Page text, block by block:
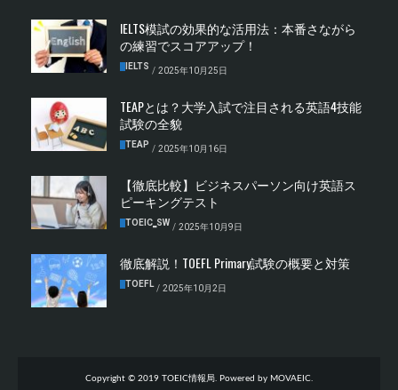
IELTS模試の効果的な活用法：本番さながら
の練習でスコアアップ！
IELTS / 2025年10月25日
TEAPとは？大学入試で注目される英語4技能
試験の全貌
TEAP / 2025年10月16日
【徹底比較】ビジネスパーソン向け英語ス
ピーキングテスト
TOEIC‗SW / 2025年10月9日
徹底解説！TOEFL Primary試験の概要と対策
TOEFL / 2025年10月2日
Copyright © 2019 TOEIC情報局. Powered by MOVAEIC.